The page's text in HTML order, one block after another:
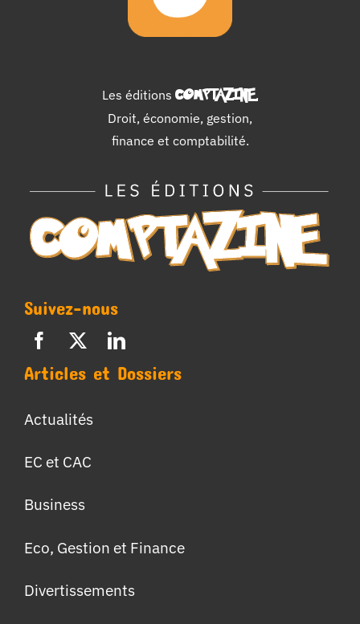
Les éditions COMPTAZINE.
Droit, économie, gestion,
finance et comptabilité.
Suivez-nous
Articles et Dossiers
Actualités
EC et CAC
Business
Eco, Gestion et Finance
Divertissements